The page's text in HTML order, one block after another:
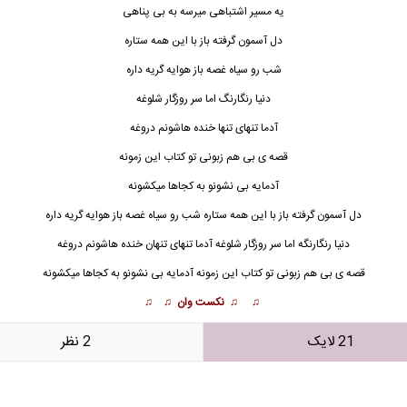
یه مسیر اشتباهی میرسه به بی پناهی
دل آسمون گرفته باز با این همه ستاره
شب رو سیاه غصه باز هوایه گریه داره
دنیا رنگارنگ اما سر روزگار شلوغه
آدما تنهای تنها خنده هاشونم دروغه
قصه ی بی هم زبونی تو کتاب این زمونه
آدمایه بی نشونو به کجاها میکشونه
دل آسمون گرفته باز با این همه ستاره شب رو سیاه غصه باز هوایه گریه داره
دنیا رنگارنگه اما سر روزگار شلوغه آدما تنهای تنهان خنده هاشونم دروغه
قصه ی بی هم زبونی تو کتاب این زمونه آدمایه بی نشونو به کجاها میکشونه
♫ ♫ نکست وان ♫ ♫
21 لایک 2 نظر